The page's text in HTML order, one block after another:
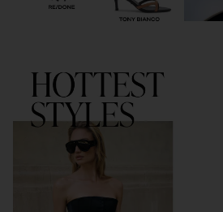
가장 인기 있는 스타일